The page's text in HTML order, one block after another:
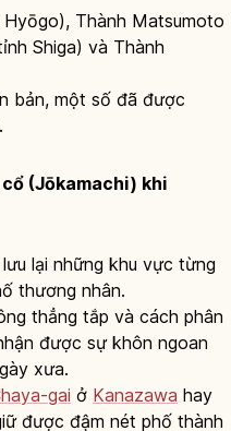
Thành Matsumoto
Shiga) và Thành
bản, một số đã được
(Jōkamachi) khi
lại những khu vực từng
thương nhân.
thẳng tắp và cách phân
được sự khôn ngoan
xưa.
gai ở Kanazawa hay
được đậm nét phố thành